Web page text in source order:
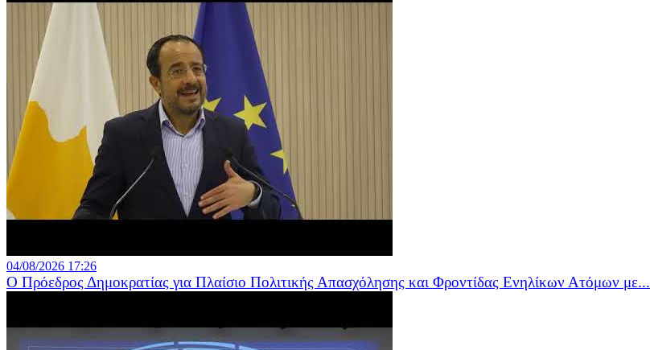
04/08/2026 17:26
Ο Πρόεδρος Δημοκρατίας για Πλαίσιο Πολιτικής Απασχόλησης και Φροντίδας Ενηλίκων Ατόμων με...